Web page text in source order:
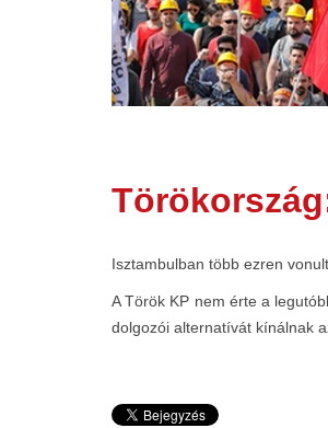
Isztambulban több ezren
A Török KP nem érte a
dolgozói alternatívát kínálnak